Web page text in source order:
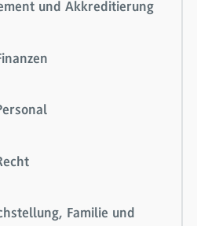
und Akkreditierung
Familie und